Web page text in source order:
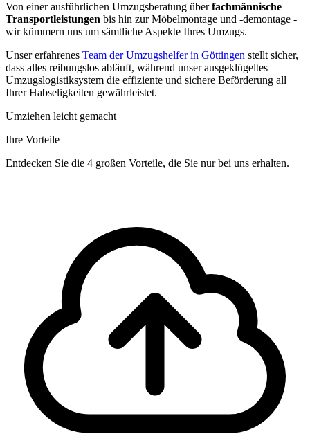
Von einer ausführlichen Umzugsberatung überfachmännische
Transportleistungen bis hin zur Möbelmontage und -demontage -
wir kümmern uns um sämtliche Aspekte Ihres Umzugs.
Unser erfahrenes Team der Umzugshelfer in Göttingen stellt sicher,
dass alles reibungslos abläuft, während unser ausgeklügeltes
Umzugslogistiksystem die effiziente und sichere Beförderung all
Ihrer Habseligkeiten gewährleistet.
Umziehen leicht gemacht
Ihre Vorteile
Entdecken Sie die 4 großen Vorteile, die Sie nur bei uns erhalten.